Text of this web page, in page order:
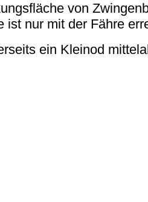
von
ist nur mit der Fähre
ein Kleinod